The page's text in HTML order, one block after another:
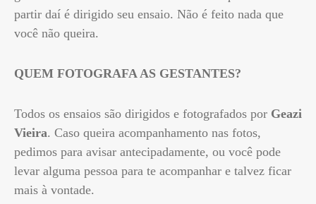
partir daí é dirigido seu ensaio. Não é feito nada que
você não queira.
QUEM FOTOGRAFA AS GESTANTES?
Todos os ensaios são dirigidos e fotografados por Geazi
Vieira. Caso queira acompanhamento nas fotos,
pedimos para avisar antecipadamente, ou você pode
levar alguma pessoa para te acompanhar e talvez ficar
mais à vontade.